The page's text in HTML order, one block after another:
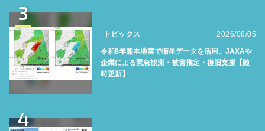
3
トピックス 2026/08/05
令和8年熊本地震で衛星データを活用。JAXAや
企業による緊急観測・被害推定・復旧支援【随
時更新】
4